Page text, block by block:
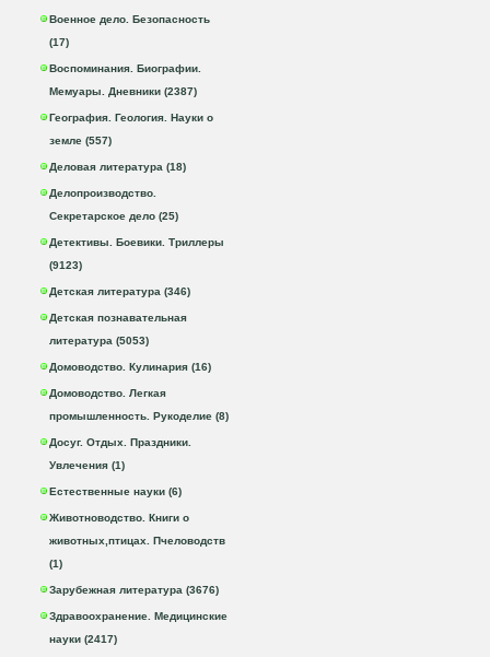
Военное дело. Безопасность
(17)
Воспоминания. Биографии.
Мемуары. Дневники (2387)
География. Геология. Науки о
земле (557)
Деловая литература (18)
Делопроизводство.
Секретарское дело (25)
Детективы. Боевики. Триллеры
(9123)
Детская литература (346)
Детская познавательная
литература (5053)
Домоводство. Кулинария (16)
Домоводство. Легкая
промышленность. Рукоделие (8)
Досуг. Отдых. Праздники.
Увлечения (1)
Естественные науки (6)
Животноводство. Книги о
животных,птицах. Пчеловодств
(1)
Зарубежная литература (3676)
Здравоохранение. Медицинские
науки (2417)